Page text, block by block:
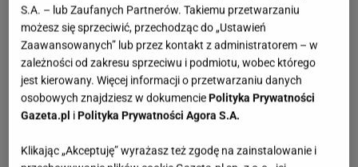
S.A. – lub Zaufanych Partnerów. Takiemu przetwarzaniu
możesz się sprzeciwić, przechodząc do „Ustawień
Zaawansowanych” lub przez kontakt z administratorem – w
zależności od zakresu sprzeciwu i podmiotu, wobec którego
jest kierowany. Więcej informacji o przetwarzaniu danych
osobowych znajdziesz w dokumencie Polityka Prywatności
Gazeta.pl i Polityka Prywatności Agora S.A.
Klikając „Akceptuję” wyrażasz też zgodę na zainstalowanie i